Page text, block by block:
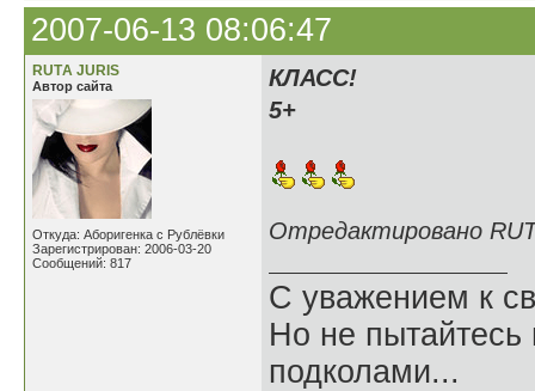
2007-06-13 08:06:47
RUTА JURIS
Автор сайта
Откуда: Аборигенка с Рублёвки
Зарегистрирован: 2006-03-20
Сообщений: 817
КЛАСС!
5+
Отредактировано
С уважением к
Но не пытайтесь
подколами...